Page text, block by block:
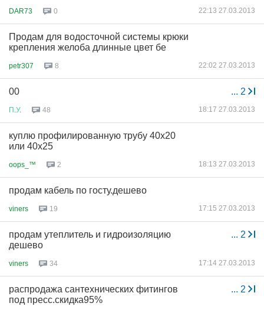
DAR73 0 22:13 27.03.2013
Продам для водосточной системы крюки
крепления желоба длинные цвет бе
petr307 8 22:02 27.03.2013
... 2
00
П У. 48 18:17 27.03.2013
куплю профилированную трубу 40х20
или 40х25
oops_™ 2 18:13 27.03.2013
продам кабель по госту.дешево
viners 19 17:15 27.03.2013
... 2
продам утеплитель и гидроизоляцию
дешево
viners 34 17:14 27.03.2013
... 2
распродажа сантехнических фитингов
под пресс.скидка95%